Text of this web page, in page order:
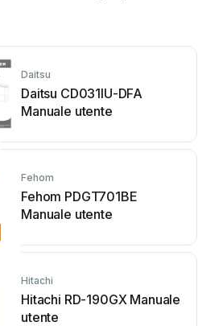
Daitsu
Daitsu CD031IU-DFA
Manuale utente
Fehom
Fehom PDGT701BE
Manuale utente
Hitachi
Hitachi RD-190GX Manuale
utente